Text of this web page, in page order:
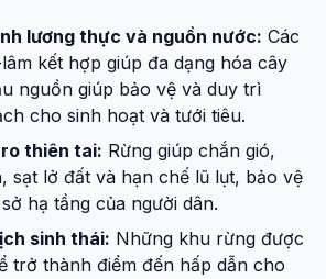
lương thực và nguồn nước: Các
kết hợp giúp đa dạng hóa cây
nguồn giúp bảo vệ và duy trì
cho sinh hoạt và tưới tiêu.
thiên tai: Rừng giúp chắn gió,
sạt lở đất và hạn chế lũ lụt, bảo vệ
hạ tầng của người dân.
sinh thái: Những khu rừng được
trở thành điểm đến hấp dẫn cho